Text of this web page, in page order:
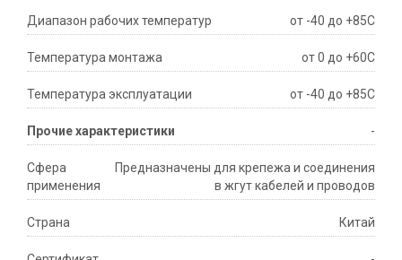
Диапазон рабочих температур от -40 до +85С
Температура монтажа от 0 до +60С
Температура эксплуатации от -40 до +85С
Прочие характеристики -
Сфера
применения
Предназначены для крепежа и соединения
в жгут кабелей и проводов
Страна Китай